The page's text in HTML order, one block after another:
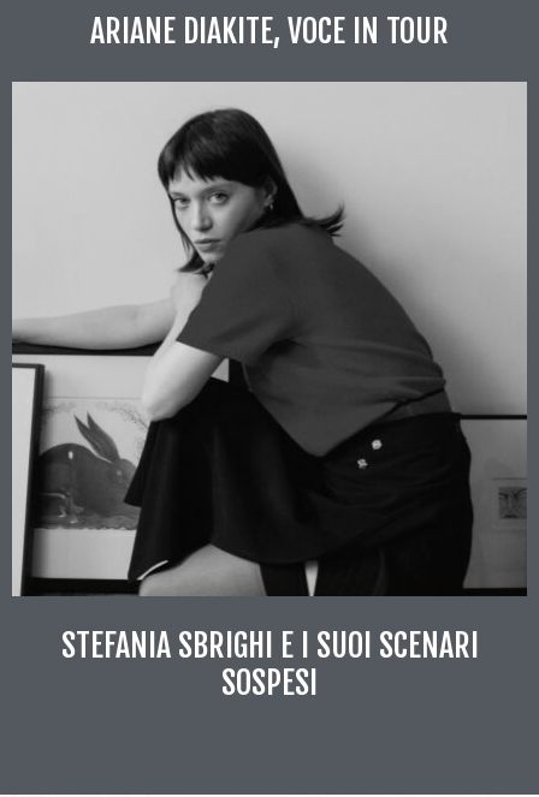
ARIANE DIAKITE, VOCE IN TOUR
STEFANIA SBRIGHI E I SUOI SCENARI
SOSPESI